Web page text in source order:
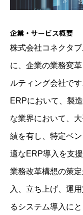
企業・サービス概要
株式会社コネクタ
に、企業の業務変
ルティング会社で
ERPにおいて、製
な業界において、
績を有し、特定ベ
適なERP導入を支援
業務改革構想の策
入、立ち上げ、運
るシステム導入に